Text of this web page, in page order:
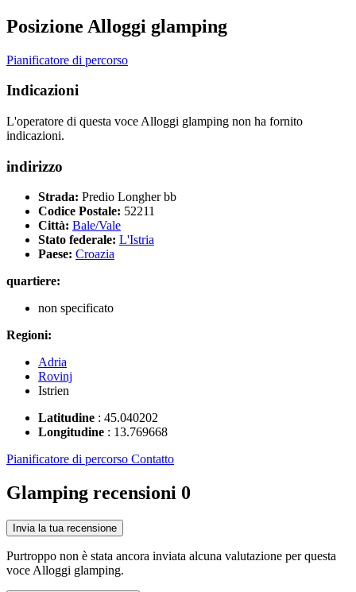
Posizione Alloggi glamping
Pianificatore di percorso
Indicazioni
L'operatore di questa voce Alloggi glamping non ha fornito
indicazioni.
indirizzo
Strada: Predio Longher bb
Codice Postale: 52211
Città: Bale/Vale
Stato federale: L'Istria
Paese: Croazia
quartiere:
non specificato
Regioni:
Adria
Rovinj
Istrien
Latitudine : 45.040202
Longitudine : 13.769668
Pianificatore di percorso Contatto
Glamping recensioni 0
Invia la tua recensione
Purtroppo non è stata ancora inviata alcuna valutazione per questa
voce Alloggi glamping.